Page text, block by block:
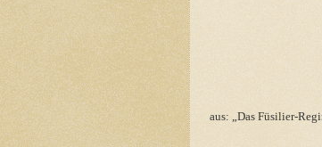
aus: „Das Füsilier-